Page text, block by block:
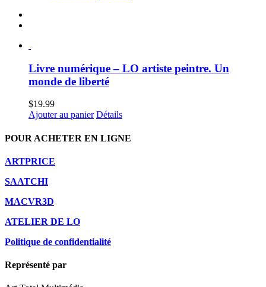
Livre numérique – LO artiste peintre. Un
monde de liberté
$19.99
Ajouter au panier Détails
POUR ACHETER EN LIGNE
ARTPRICE
SAATCHI
MACVR3D
ATELIER DE LO
Politique de confidentialité
Représenté par